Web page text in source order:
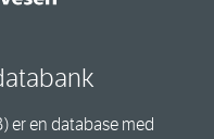
er en database med